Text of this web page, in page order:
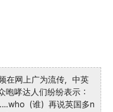
在网上广为流传，中英
咆哮达人们纷纷表示：
（谁）再说英国多n